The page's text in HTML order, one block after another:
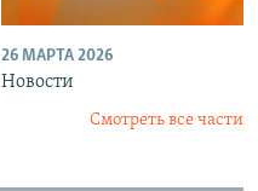
26 МАРТА 2026
Новости
Смотреть все части